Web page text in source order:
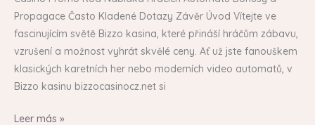
Propagace Často Kladené Dotazy Závěr Úvod Vítejte ve
fascinujícím světě Bizzo kasina, které přináší hráčům zábavu,
vzrušení a možnost vyhrát skvělé ceny. Ať už jste fanouškem
klasických karetních her nebo moderních video automatů, v
Bizzo kasinu bizzocasinocz.net si
Leer más »